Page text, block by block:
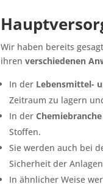
Wir haben bereits
ihrenverschiedenen
In der Lebensmittel-
Zeitraum zu lagern
In derChemiebranche
Stoffen.
Sie werden auch bei
Sicherheit der
In ähnlicher Weise